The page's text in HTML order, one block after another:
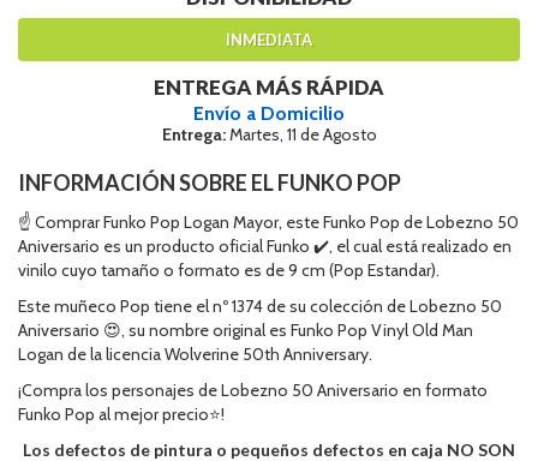
INMEDIATA
ENTREGA MÁS RÁPIDA
Envío a Domicilio
Entrega:Martes, 11 de Agosto
INFORMACIÓN SOBRE EL FUNKO POP
☝ Comprar Funko Pop Logan Mayor, este Funko Pop de Lobezno 50
Aniversario es un producto oficial Funko ✔️, el cual está realizado en
vinilo cuyo tamaño o formato es de 9 cm (Pop Estandar).
Este muñeco Pop tiene el nº 1374 de su colección de Lobezno 50
Aniversario 😍, su nombre original es Funko Pop Vinyl Old Man
Logan de la licencia Wolverine 50th Anniversary.
¡Compra los personajes de Lobezno 50 Aniversario en formato
Funko Pop al mejor precio⭐!
Los defectos de pintura o pequeños defectos en caja NO SON